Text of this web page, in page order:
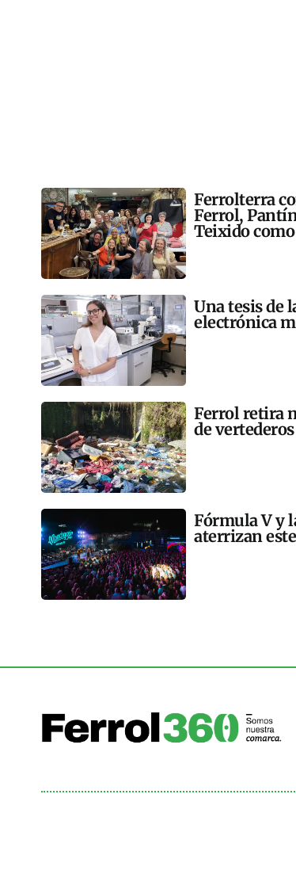
Ferrolterra
Ferrol,
Teixido
Una tesis de
electrónica
Ferrol retira
de
Fórmula V y
aterrizan